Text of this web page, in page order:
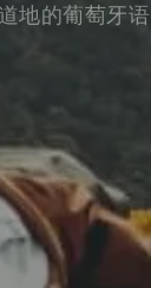
地的葡萄牙语